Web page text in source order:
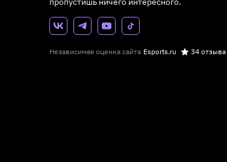
Независимая оценка сайта Esports.ru 34 отзыва